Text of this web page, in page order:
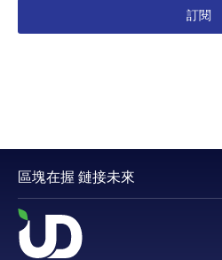
訂閱
區塊在握 鏈接未來